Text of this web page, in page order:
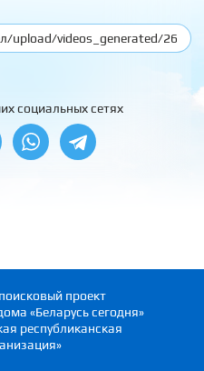
социальных сетях
проект
«Беларусь сегодня»
республиканская